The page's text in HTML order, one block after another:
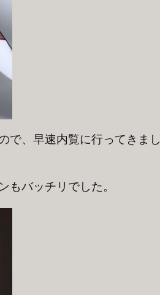
で、早速内覧に行ってきまし
バッチリでした。